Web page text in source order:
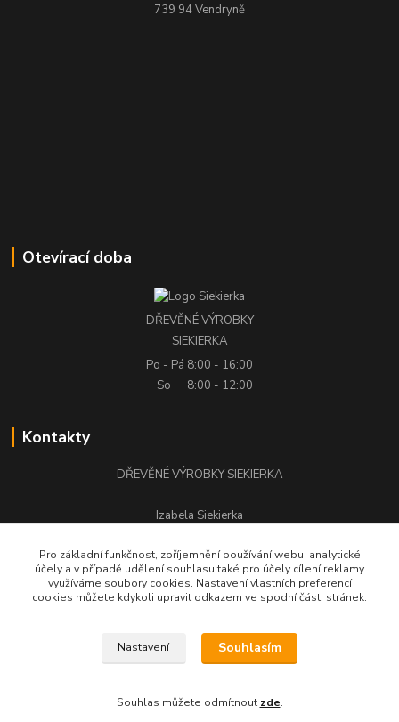
739 94 Vendryně
Otevírací doba
DŘEVĚNÉ VÝROBKY
SIEKIERKA
Po - Pá 8:00 - 16:00
So
8:00 - 12:00
Kontakty
DŘEVĚNÉ VÝROBKY SIEKIERKA
Izabela Siekierka
stolarstwo.siekierka@seznam.cz
DŘEVĚNÉ VÝROBKY SIEKIERKA © Všechna práva vyhrazena.
Pro základní funkčnost, zpříjemnění používání webu, analytické
účely a v případě udělení souhlasu také pro účely cílení reklamy
využíváme soubory cookies. Nastavení vlastních preferencí
cookies můžete kdykoli upravit odkazem ve spodní části stránek.
Nastavení Souhlasím
Souhlas můžete odmítnout zde.